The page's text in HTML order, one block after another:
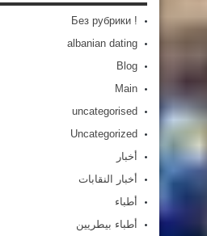
! Без рубрики
albanian dating
Blog
Main
uncategorised
Uncategorized
أخبار
أخبار النقابات
أطباء
أطباء بيطريين